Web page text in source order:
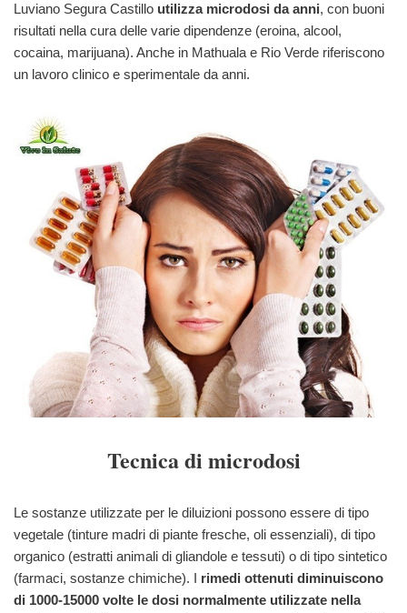
Luviano Segura Castillo utilizza microdosi da anni, con buoni
risultati nella cura delle varie dipendenze (eroina, alcool,
cocaina, marijuana). Anche in Mathuala e Rio Verde riferiscono
un lavoro clinico e sperimentale da anni.
Tecnica di microdosi
Le sostanze utilizzate per le diluizioni possono essere di tipo
vegetale (tinture madri di piante fresche, oli essenziali), di tipo
organico (estratti animali di gliandole e tessuti) o di tipo sintetico
(farmaci, sostanze chimiche). I rimedi ottenuti diminuiscono
di 1000-15000 volte le dosi normalmente utilizzate nella